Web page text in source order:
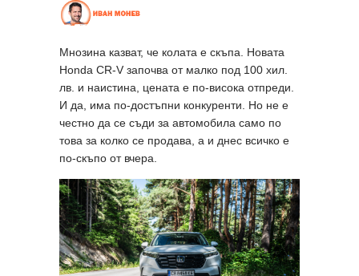
Мнозина казват, че колата е скъпа. Новата
Honda CR-V започва от малко под 100 хил.
лв. и наистина, цената е по-висока отпреди.
И да, има по-достъпни конкуренти. Но не е
честно да се съди за автомобила само по
това за колко се продава, а и днес всичко е
по-скъпо от вчера.